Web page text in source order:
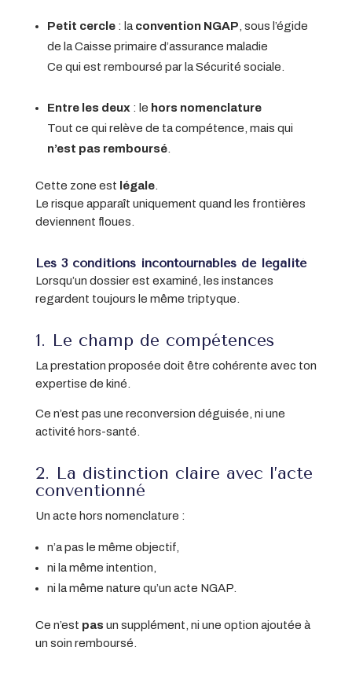
Petit cercle: la convention NGAP , sous l’égide
de la Caisse primaire d’assurance maladie
Ce qui est remboursé par la Sécurité sociale.
Entre les deux : le hors nomenclature
Tout ce qui relève de ta compétence, mais qui
n’est pas remboursé.
Cette zone est légale.
Le risque apparaît uniquement quand les frontières
deviennent floues.
Les 3 conditions incontournables de légalité
Lorsqu’un dossier est examiné, les instances
regardent toujours le même triptyque.
1. Le champ de compétences
La prestation proposée doit être cohérente avec ton
expertise de kiné.
Ce n’est pas une reconversion déguisée, ni une
activité hors-santé.
2. La distinction claire avec l’acte
conventionné
Un acte hors nomenclature :
n’a pas le même objectif,
ni la même intention,
ni la même nature qu’un acte NGAP.
Ce n’est pas un supplément, ni une option ajoutée à
un soin remboursé.